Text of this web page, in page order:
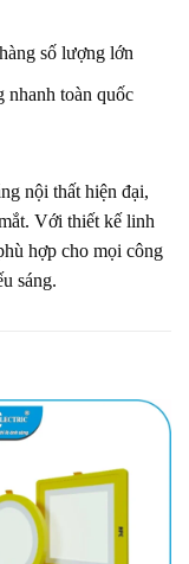
số lượng lớn
nhanh toàn quốc
nội thất hiện đại,
Với thiết kế linh
hợp cho mọi công
sáng.